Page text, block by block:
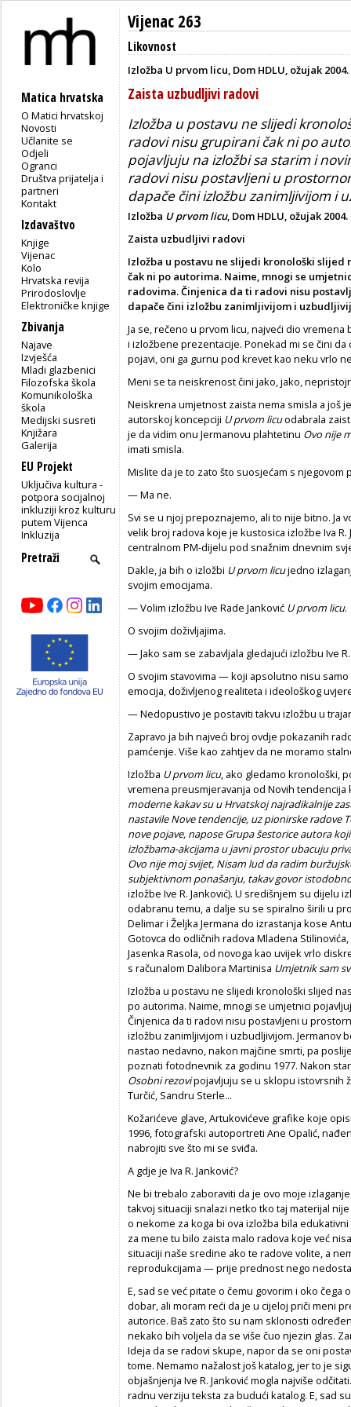
Matica hrvatska
O Matici hrvatskoj
Novosti
Učlanite se
Odjeli
Ogranci
Društva prijatelja i
partneri
Kontakt
Izdavaštvo
Knjige
Vijenac
Kolo
Hrvatska revija
Prirodoslovlje
Elektroničke knjige
Zbivanja
Najave
Izvješća
Mladi glazbenici
Filozofska škola
Komunikološka
škola
Medijski susreti
Knjižara
Galerija
EU Projekt
Uključiva kultura -
potpora socijalnoj
inkluziji kroz kulturu
putem Vijenca
Inkluzija
Vijenac 263
Likovnost
Izložba U prvom licu, Dom HDLU, ožujak 2004.
Zaista uzbudljivi radovi
Izložba u postavu ne slijedi
radovi nisu grupirani čak ni po
pojavljuju na izložbi sa starim i
radovi nisu postavljeni u
dapače čini izložbu zanimljivijom i
Izložba U prvom licu, Dom HDLU, ožujak 2004.
Zaista uzbudljivi radovi
Izložba u postavu ne slijedi kronološki
čak ni po autorima. Naime, mnogi se
radovima. Činjenica da ti radovi nisu
dapače čini izložbu zanimljivijom i
Ja se, rečeno u prvom licu, najveći dio
i izložbene prezentacije. Ponekad mi se čini
pojavi, oni ga gurnu pod krevet kao neku vrlo
Meni se ta neiskrenost čini jako, jako,
Neiskrena umjetnost zaista nema smisla a još
autorskoj koncepciji U prvom licuodabrala
je da vidim onu Jermanovu plahtetinu Ovo nije
imati smisla.
Mislite da je to zato što suosjećam s
— Ma ne.
Svi se u njoj prepoznajemo, ali to nije bitno. Ja
velik broj radova koje je kustosica izložbe Iva
centralnom PM-dijelu pod snažnim dnevnim
Dakle, ja bih o izložbi U prvom licujedno
svojim emocijama.
— Volim izložbu Ive Rade Janković U prvom licu.
O svojim doživljajima.
— Jako sam se zabavljala gledajući izložbu Ive
O svojim stavovima — koji apsolutno nisu
emocija, doživljenog realiteta i ideološkog
— Nedopustivo je postaviti takvu izložbu u
Zapravo ja bih najveći broj ovdje pokazanih
pamćenje. Više kao zahtjev da ne moramo
Izložba U prvom licu, ako gledamo kronološki,
vremena preusmjeravanja od Novih
moderne kakav su u Hrvatskoj najradikalnije
nastavile Nove tendencije, uz pionirske radove
nove pojave, napose Grupa šestorice autora
izložbama-akcijama u javni prostor ubacuju
Ovo nije moj svijet, Nisam lud da radim
subjektivnom ponašanju, takav govor
izložbe Ive R. Janković). U središnjem su dijelu
odabranu temu, a dalje su se spiralno širili u
Delimar i Željka Jermana do izrastanja kose
Gotovca do odličnih radova Mladena
Jasenka Rasola, od novoga kao uvijek vrlo
s računalom Dalibora Martinisa Umjetnik sam
Izložba u postavu ne slijedi kronološki slijed
po autorima. Naime, mnogi se umjetnici
Činjenica da ti radovi nisu postavljeni u
izložbu zanimljivijom i uzbudljivijom. Jermanov
nastao nedavno, nakon majčine smrti, pa
poznati fotodnevnik za godinu 1977. Nakon
Osobni rezovipojavljuju se u sklopu istovrsnih
Turčić, Sandru Sterle...
Kožarićeve glave, Artukovićeve grafike koje
1996, fotografski autoportreti Ane Opalić,
nabrojiti sve što mi se sviđa.
A gdje je Iva R. Janković?
Ne bi trebalo zaboraviti da je ovo moje
takvoj situaciji snalazi netko tko taj materijal
o nekome za koga bi ova izložba bila
za mene tu bilo zaista malo radova koje već
situaciji naše sredine ako te radove volite, a
reprodukcijama — prije prednost nego
E, sad se već pitate o čemu govorim i oko čega
dobar, ali moram reći da je u cijeloj priči meni
autorice. Baš zato što su nam sklonosti
nekako bih voljela da se više čuo njezin glas.
Ideja da se radovi skupe, napor da se oni
tome. Nemamo nažalost još katalog, jer to je
objašnjenja Ive R. Janković mogla najviše
radnu verziju teksta za budući katalog. E, sad